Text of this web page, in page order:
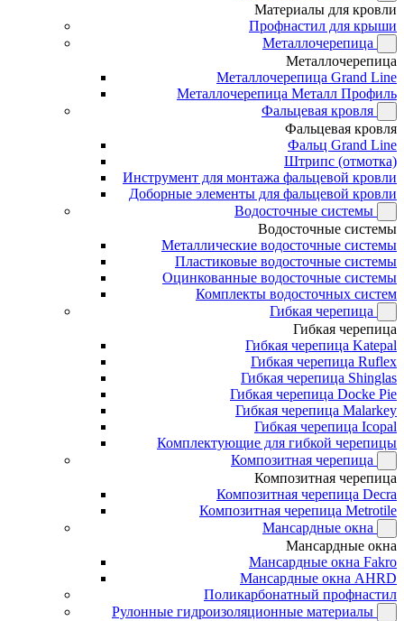
Материалы для кровли
Профнастил для крыши
Металлочерепица
Металлочерепица
Металлочерепица Grand Line
Металлочерепица Металл Профиль
Фальцевая кровля
Фальцевая кровля
Фальц Grand Line
Штрипс (отмотка)
Инструмент для монтажа фальцевой кровли
Доборные элементы для фальцевой кровли
Водосточные системы
Водосточные системы
Металлические водосточные системы
Пластиковые водосточные системы
Оцинкованные водосточные системы
Комплекты водосточных систем
Гибкая черепица
Гибкая черепица
Гибкая черепица Katepal
Гибкая черепица Ruflex
Гибкая черепица Shinglas
Гибкая черепица Docke Pie
Гибкая черепица Malarkey
Гибкая черепица Icopal
Комплектующие для гибкой черепицы
Композитная черепица
Композитная черепица
Композитная черепица Decra
Композитная черепица Metrotile
Мансардные окна
Мансардные окна
Мансардные окна Fakro
Мансардные окна AHRD
Поликарбонатный профнастил
Рулонные гидроизоляционные материалы